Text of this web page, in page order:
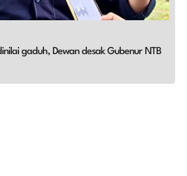
gaduh, Dewan desak Gubenur NTB